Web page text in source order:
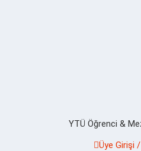
YTÜ Öğrenci &
Üye Girişi /